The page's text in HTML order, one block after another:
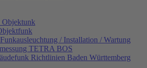
Objektunk
/ Installation / Wartung
TETRA BOS
Richtlinien Baden Württemberg